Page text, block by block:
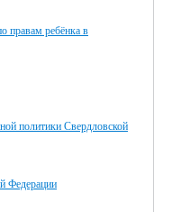
правам ребёнка в
политики Свердловской
Федерации